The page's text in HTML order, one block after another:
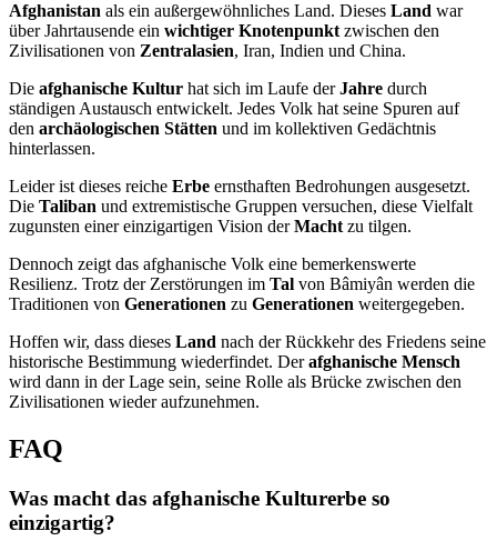
Afghanistan als ein außergewöhnliches Land. Dieses Land war
über Jahrtausende ein wichtiger Knotenpunkt zwischen den
Zivilisationen von Zentralasien, Iran, Indien und China.
Die afghanische Kultur hat sich im Laufe derJahre durch
ständigen Austausch entwickelt. Jedes Volk hat seine Spuren auf
den archäologischen Stätten und im kollektiven Gedächtnis
hinterlassen.
Leider ist dieses reiche Erbe ernsthaften Bedrohungen ausgesetzt.
Die Taliban und extremistische Gruppen versuchen, diese Vielfalt
zugunsten einer einzigartigen Vision derMacht zu tilgen.
Dennoch zeigt das afghanische Volk eine bemerkenswerte
Resilienz. Trotz der Zerstörungen im Tal von Bâmiyân werden die
Traditionen von Generationen zu Generationen weitergegeben.
Hoffen wir, dass dieses Land nach der Rückkehr des Friedens seine
historische Bestimmung wiederfindet. Derafghanische Mensch
wird dann in der Lage sein, seine Rolle als Brücke zwischen den
Zivilisationen wieder aufzunehmen.
FAQ
Was macht das afghanische Kulturerbe so
einzigartig?